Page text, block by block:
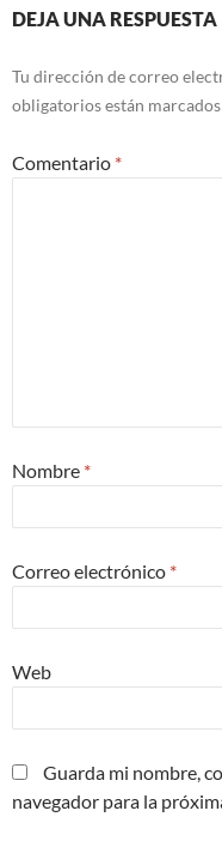
DEJA UNA RESPUESTA
Tu dirección de correo
obligatorios están
Comentario *
Nombre *
Correo electrónico *
Web
Guarda mi nombre,
navegador para la